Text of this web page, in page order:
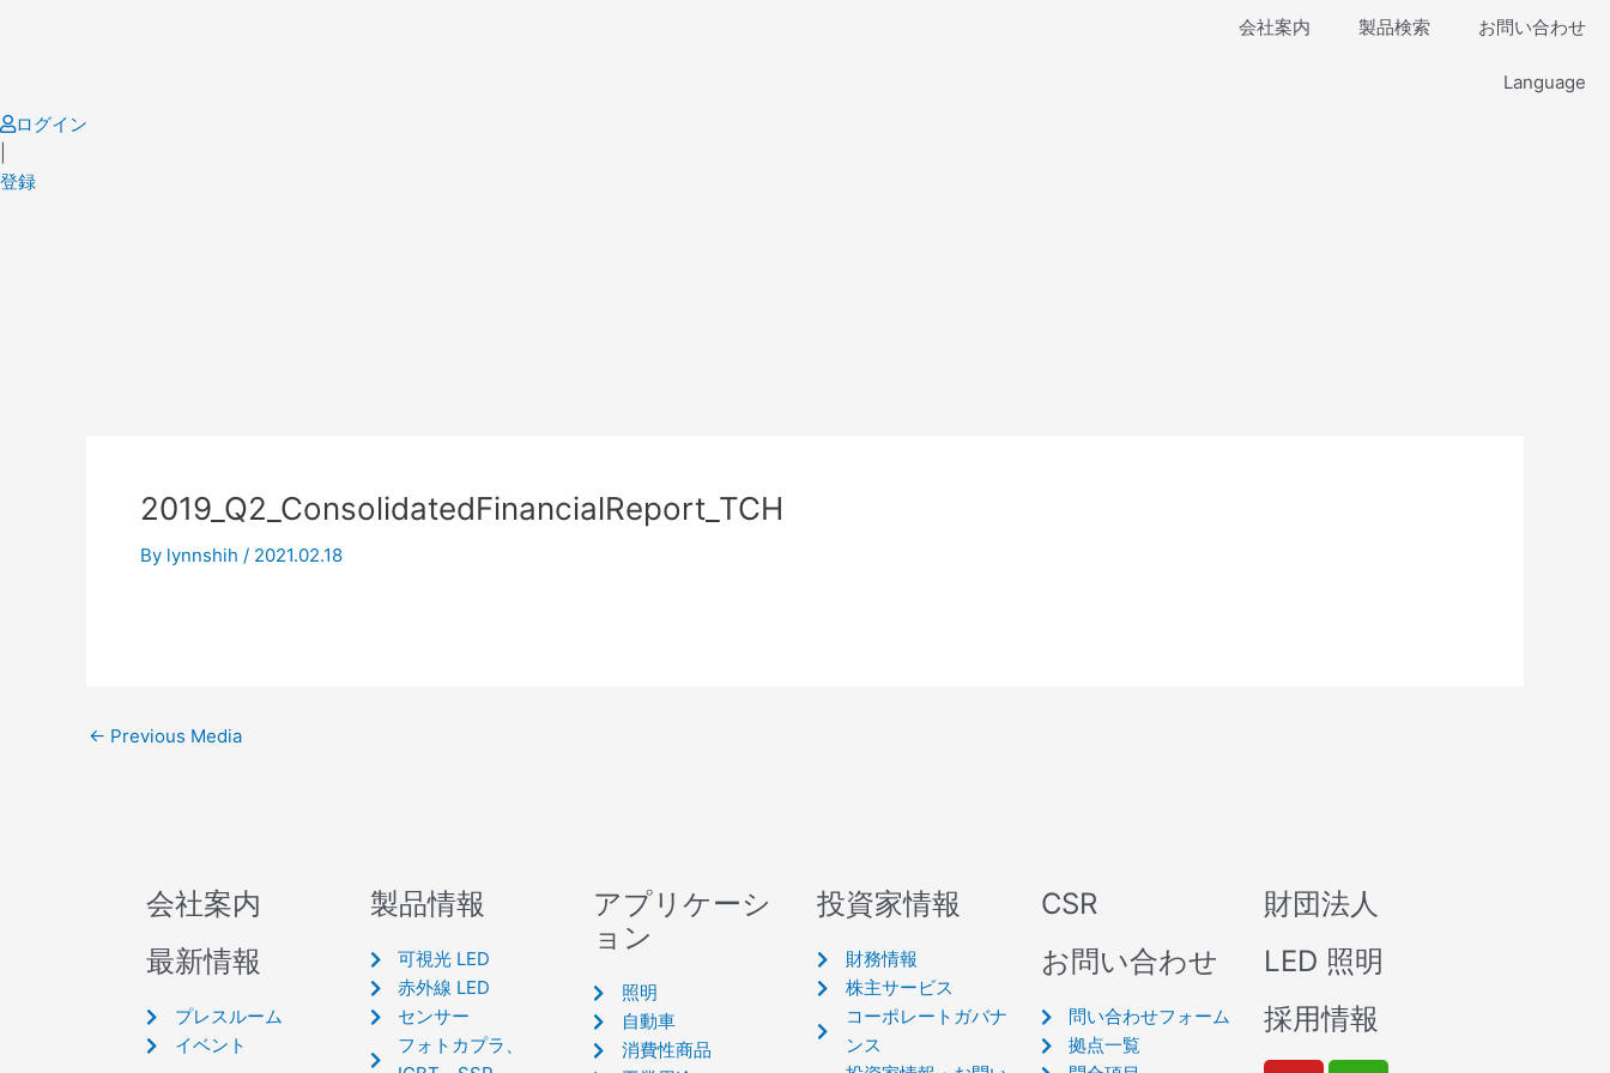
会社案内 製品検索 お問い合わせ
Language
ログイン
登録
2019_Q2_ConsolidatedFinancialReport_TCH
By lynnshih / 2021.02.18
← Previous Media
会社案内
最新情報
プレスルーム
イベント
製品情報
可視光 LED
赤外線 LED
センサー
フォトカプラ、
アプリケーシ
ョン
照明
自動車
消費性商品
投資家情報
財務情報
株主サービス
コーポレートガバナ
ンス
CSR
お問い合わせ
問い合わせフォーム
拠点一覧
財団法人
LED 照明
採用情報